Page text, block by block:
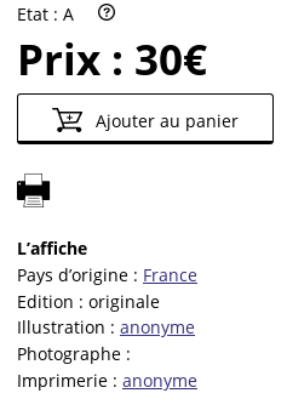
Etat : A
Prix : 30€
Ajouter au panier
L’affiche
Pays d’origine : France
Edition : originale
Illustration : anonyme
Photographe :
Imprimerie : anonyme